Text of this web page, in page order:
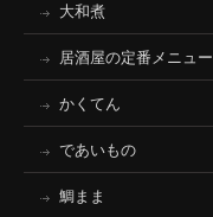
大和煮
居酒屋の定番メニュー
かくてん
であいもの
鯛まま